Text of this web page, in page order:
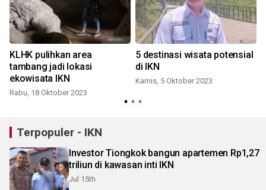
KLHK pulihkan area
tambang jadi lokasi
ekowisata IKN
Rabu, 18 Oktober 2023
5 destinasi wisata potensial
di IKN
Kamis, 5 Oktober 2023
Terpopuler - IKN
Investor Tiongkok bangun apartemen Rp1,27
triliun di kawasan inti IKN
Jul 15th